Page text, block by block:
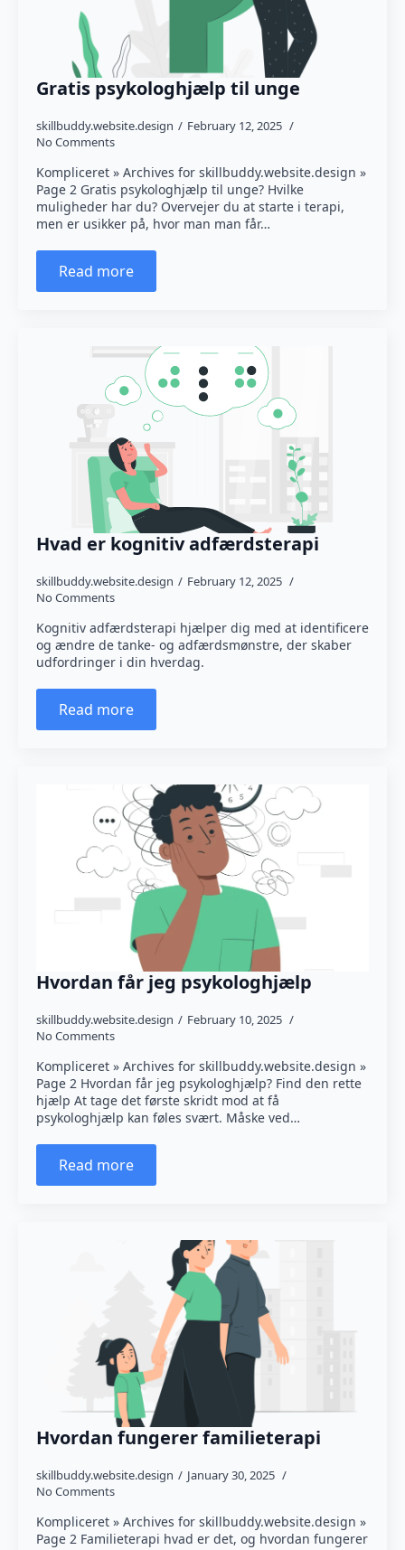
Gratis psykologhjælp til unge
skillbuddy.website.design
February 12, 2025
No Comments
Kompliceret » Archives for skillbuddy.website.design »
Page 2 Gratis psykologhjælp til unge? Hvilke
muligheder har du? Overvejer du at starte i terapi,
men er usikker på, hvor man man får…
Read more
Hvad er kognitiv adfærdsterapi
skillbuddy.website.design
February 12, 2025
No Comments
Kognitiv adfærdsterapi hjælper dig med at identificere
og ændre de tanke- og adfærdsmønstre, der skaber
udfordringer i din hverdag.
Read more
Hvordan får jeg psykologhjælp
skillbuddy.website.design
February 10, 2025
No Comments
Kompliceret » Archives for skillbuddy.website.design »
Page 2 Hvordan får jeg psykologhjælp? Find den rette
hjælp At tage det første skridt mod at få
psykologhjælp kan føles svært. Måske ved…
Read more
Hvordan fungerer familieterapi
skillbuddy.website.design
January 30, 2025
No Comments
Kompliceret » Archives for skillbuddy.website.design »
Page 2 Familieterapi hvad er det, og hvordan fungerer